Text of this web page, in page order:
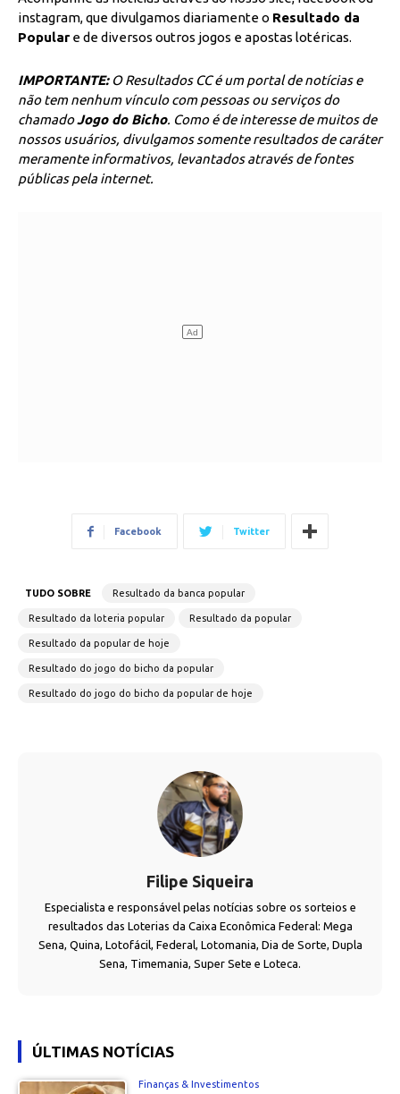
instagram, que divulgamos diariamente o Resultado da
Popular e de diversos outros jogos e apostas lotéricas.
IMPORTANTE:O Resultados CC é um portal de notícias e
não tem nenhum vínculo com pessoas ou serviços do
chamadoJogo do Bicho. Como é de interesse de muitos de
nossos usuários, divulgamos somente resultados de caráter
meramente informativos, levantados através de fontes
públicas pela internet.
Facebook Twitter
TUDO SOBRE Resultado da banca popular
Resultado da loteria popular Resultado da popular
Resultado da popular de hoje
Resultado do jogo do bicho da popular
Resultado do jogo do bicho da popular de hoje
Filipe Siqueira
Especialista e responsável pelas notícias sobre os sorteios e
resultados das Loterias da Caixa Econômica Federal: Mega
Sena, Quina, Lotofácil, Federal, Lotomania, Dia de Sorte, Dupla
Sena, Timemania, Super Sete e Loteca.
ÚLTIMAS NOTÍCIAS
Finanças & Investimentos